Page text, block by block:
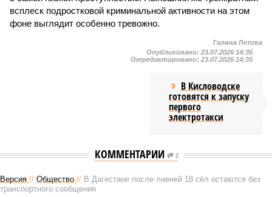
всплеск подростковой криминальной активности на этом
фоне выглядит особенно тревожно.
Галина Летова
Опубликовано: 23.07.2026 14:35
Отредактировано: 23.07.2026 14:35
В Кисловодске
готовятся к запуску
первого
электротакси
КОММЕНТАРИИ 0
Версия // Общество // В Дагестане после ливней 18 сёл остаются без
транспортного сообщения